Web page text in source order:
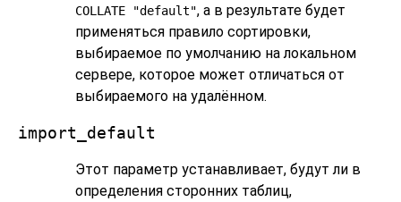
COLLATE "default", а в результате будет
применяться правило сортировки,
выбираемое по умолчанию на локальном
сервере, которое может отличаться от
выбираемого на удалённом.
import_default
Этот параметр устанавливает, будут ли в
определения сторонних таблиц,